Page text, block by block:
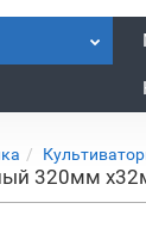
320мм